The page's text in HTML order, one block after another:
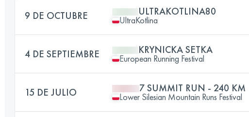
9 DE OCTUBRE ULTRAKOTLINA80
UltraKotlina
4 DE SEPTIEMBRE KRYNICKA SETKA
European Running Festival
15 DE JULIO 7 SUMMIT RUN - 240 KM
Lower Silesian Mountain Runs Festival